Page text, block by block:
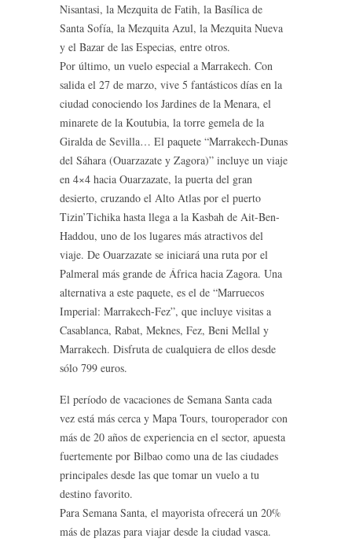
Nisantasi, la Mezquita de Fatih, la Basílica de
Santa Sofía, la Mezquita Azul, la Mezquita Nueva
y el Bazar de las Especias, entre otros.
Por último, un vuelo especial a Marrakech. Con
salida el 27 de marzo, vive 5 fantásticos días en la
ciudad conociendo los Jardines de la Menara, el
minarete de la Koutubia, la torre gemela de la
Giralda de Sevilla… El paquete “Marrakech-Dunas
del Sáhara (Ouarzazate y Zagora)” incluye un viaje
en 4×4 hacia Ouarzazate, la puerta del gran
desierto, cruzando el Alto Atlas por el puerto
Tizin’Tichika hasta llega a la Kasbah de Ait-Ben-
Haddou, uno de los lugares más atractivos del
viaje. De Ouarzazate se iniciará una ruta por el
Palmeral más grande de África hacia Zagora. Una
alternativa a este paquete, es el de “Marruecos
Imperial: Marrakech-Fez”, que incluye visitas a
Casablanca, Rabat, Meknes, Fez, Beni Mellal y
Marrakech. Disfruta de cualquiera de ellos desde
sólo 799 euros.
El período de vacaciones de Semana Santa cada
vez está más cerca y Mapa Tours, touroperador con
más de 20 años de experiencia en el sector, apuesta
fuertemente por Bilbao como una de las ciudades
principales desde las que tomar un vuelo a tu
destino favorito.
Para Semana Santa, el mayorista ofrecerá un 20%
más de plazas para viajar desde la ciudad vasca.